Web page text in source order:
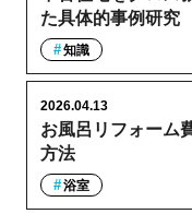
た具体的事例研究
知識
お風呂リフォーム
方法
2026.04.13
浴室